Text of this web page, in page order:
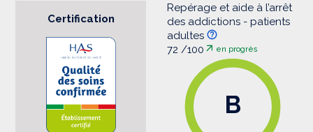
Certification
Repérage et aide à l’arrêt
des addictions - patients
adultes
72 /100
en progrès
B